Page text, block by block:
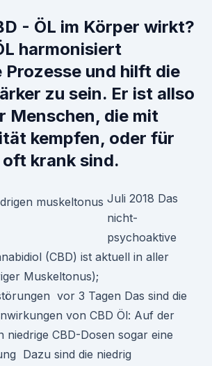
- ÖL im Körper wirkt?
harmonisiert
Prozesse und hilft die
zu sein. Er ist allso
Menschen, die mit
kempfen, oder für
krank sind.
Juli 2018 Das
nicht-
psychoaktive
(CBD) ist aktuell in aller
Muskeltonus);
vor 3 Tagen Das sind die
von CBD Öl: Auf der
niedrige CBD-Dosen sogar eine
Dazu sind die niedrig